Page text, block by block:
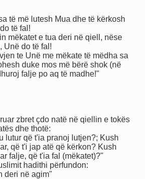
të më lutesh Mua dhe të kërkosh
të fal!
mëkatet e tua deri në qiell, nëse
Unë do të fal!
te Unë me mëkate të mëdha sa
duke mos më bërë shok (në
falje po aq të madhe!"
zbret çdo natë në qiellin e tokës
dhe thotë:
lutur që t'ia pranoj lutjen?; Kush
që t'i jap atë që kërkon? Kush
falje, që t'ia fal (mëkatet)?"
hadithi përfundon:
deri në agim"